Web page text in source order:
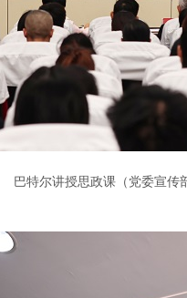
巴特尔讲授思政课（党委宣传